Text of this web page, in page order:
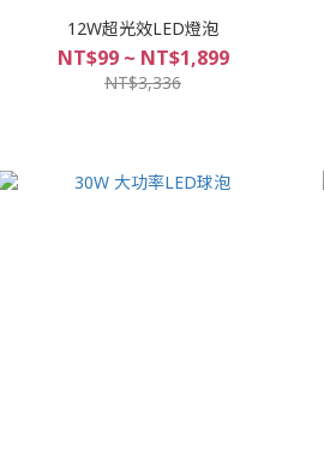
12W超光效LED燈泡
NT$99 ~ NT$1,899
NT$3,336